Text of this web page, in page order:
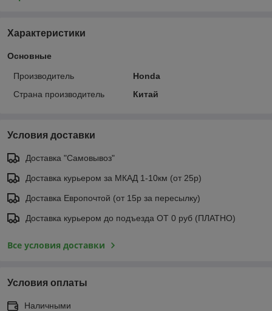
Характеристики
Основные
Производитель
Honda
Страна производитель
Китай
Условия доставки
Доставка "Самовывоз"
Доставка курьером за МКАД 1-10км (от 25р)
Доставка Европочтой (от 15р за пересылку)
Доставка курьером до подъезда ОТ 0 руб (ПЛАТНО)
Все условия доставки
Условия оплаты
Наличными